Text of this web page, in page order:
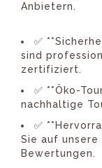
Anbietern.
✅
sind
zertifiziert.
✅ **Öko-
nachhaltige
✅
Sie auf
Bewertungen.